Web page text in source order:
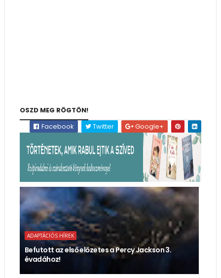
OSZD MEG RÖGTÖN!
Facebook
Twitter Google+
ADAPTÁCIÓS HÍREK
Befutott az első előzetes a Percy Jackson 3.
évadához!